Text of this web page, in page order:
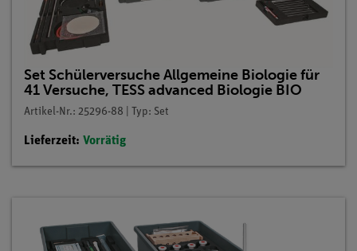
Set Schülerversuche Allgemeine Biologie für
41 Versuche, TESS advanced Biologie BIO
Artikel-Nr.: 25296-88 | Typ: Set
Lieferzeit: Vorrätig